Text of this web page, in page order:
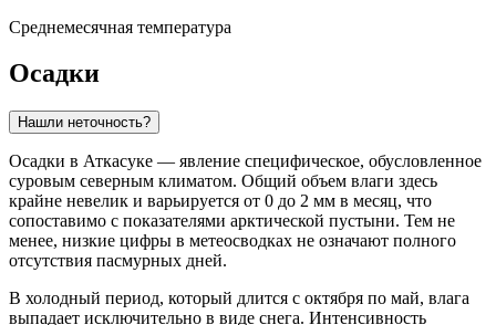
Среднемесячная температура
Осадки
Нашли неточность?
Осадки в Аткасуке — явление специфическое, обусловленное
суровым северным климатом. Общий объем влаги здесь
крайне невелик и варьируется от 0 до 2 мм в месяц, что
сопоставимо с показателями арктической пустыни. Тем не
менее, низкие цифры в метеосводках не означают полного
отсутствия пасмурных дней.
В холодный период, который длится с октября по май, влага
выпадает исключительно в виде снега. Интенсивность